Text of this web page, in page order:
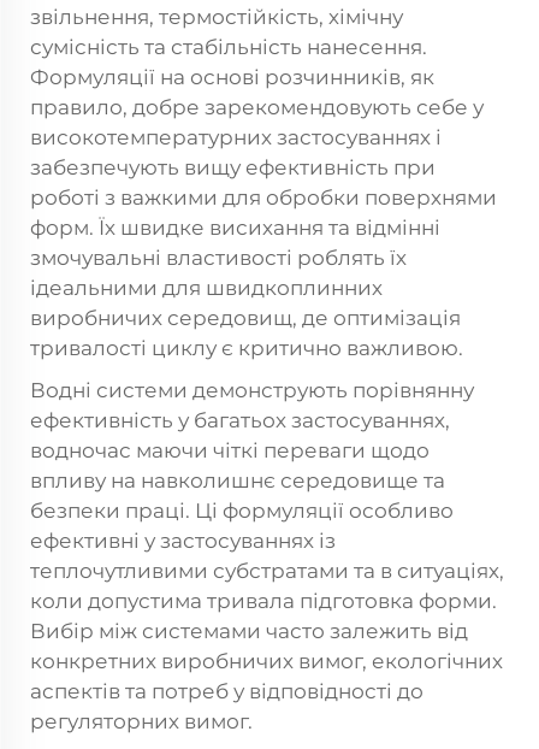
звільнення, термостійкість, хімічну
сумісність та стабільність нанесення.
Формуляції на основі розчинників, як
правило, добре зарекомендовують себе у
високотемпературних застосуваннях і
забезпечують вищу ефективність при
роботі з важкими для обробки поверхнями
форм. Їх швидке висихання та відмінні
змочувальні властивості роблять їх
ідеальними для швидкоплинних
виробничих середовищ, де оптимізація
тривалості циклу є критично важливою.
Водні системи демонструють порівнянну
ефективність у багатьох застосуваннях,
водночас маючи чіткі переваги щодо
впливу на навколишнє середовище та
безпеки праці. Ці формуляції особливо
ефективні у застосуваннях із
теплочутливими субстратами та в ситуаціях,
коли допустима тривала підготовка форми.
Вибір між системами часто залежить від
конкретних виробничих вимог, екологічних
аспектів та потреб у відповідності до
регуляторних вимог.